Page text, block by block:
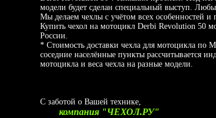
модели будет сделан специальный выступ.
Мы делаем чехлы с учётом всех особенностей
Купить чехол на мотоцикл Derbi Revolution 50
России.
* Стоимость доставки чехла для мотоцикла по
соседние населённые пункты рассчитывается
мотоцикла и веса чехла на разные модели.
С заботой о Вашей технике,
компания "ЧЕХОЛ.РУ"